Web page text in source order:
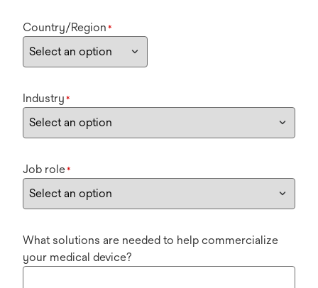
Country/Region *
Industry *
Job role*
What solutions are needed to help commercialize
your medical device?